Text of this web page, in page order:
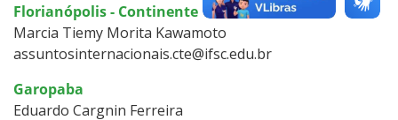
Florianópolis - Continente
Marcia Tiemy Morita Kawamoto
assuntosinternacionais.cte@ifsc.edu.br
Garopaba
Eduardo Cargnin Ferreira